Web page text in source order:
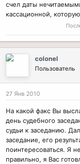
счел даты
кассационной,
colonel
Пользователь
27 Янв 2010
На какой факс Вы
день судебного
судьи к заседанию.
заседание, его
поинтересоваться. Я
правильно, я Вас